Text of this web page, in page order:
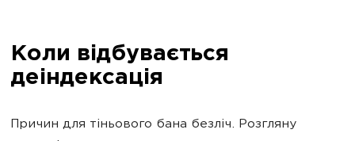
Коли відбувається
деіндексація
Причин для тіньового бана безліч. Розгляну